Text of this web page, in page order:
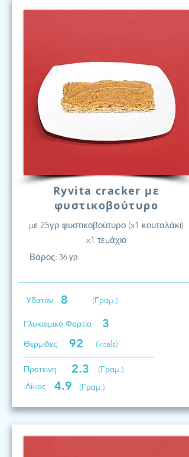
Ryvita cracker με
φυστικοβούτυρο
με 25γρ φυστικοβούτυρο (x1 κουταλάκι)
x1 τεμάχιο
Βάρος: 36 γρ.
Υδατάν. 8 (Γραμ.)
Γλυκαιμικό Φορτίο 3
Θερμίδες 92 (kcals)
Προτεινη 2.3
(Γραμ.)
Λίπος
4.9 (Γραμ.)